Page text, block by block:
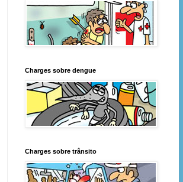
Charges sobre dengue
Charges sobre trânsito